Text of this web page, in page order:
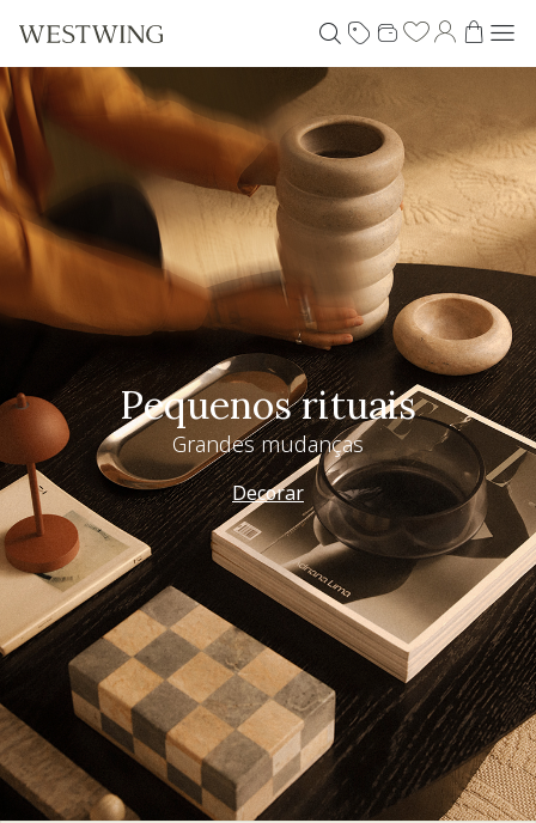
Pequenos rituais
Grandes mudanças
Decorar